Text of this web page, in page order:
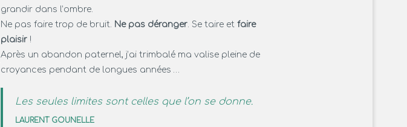
grandir dans l’ombre.
Ne pas faire trop de bruit. Ne pas déranger. Se taire et faire
plaisir !
Après un abandon paternel, j’ai trimbalé ma valise pleine de
croyances pendant de longues années …
Les seules limites sont celles que l’on se donne.
LAURENT GOUNELLE